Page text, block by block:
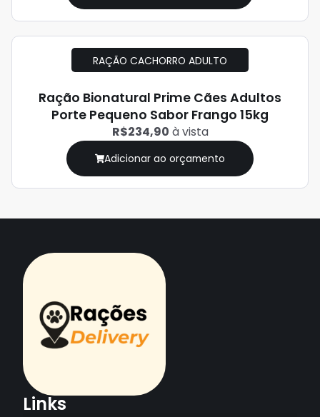
RAÇÃO CACHORRO ADULTO
Ração Bionatural Prime Cães Adultos
Porte Pequeno Sabor Frango 15kg
R$234,90 à vista
Adicionar ao orçamento
Links